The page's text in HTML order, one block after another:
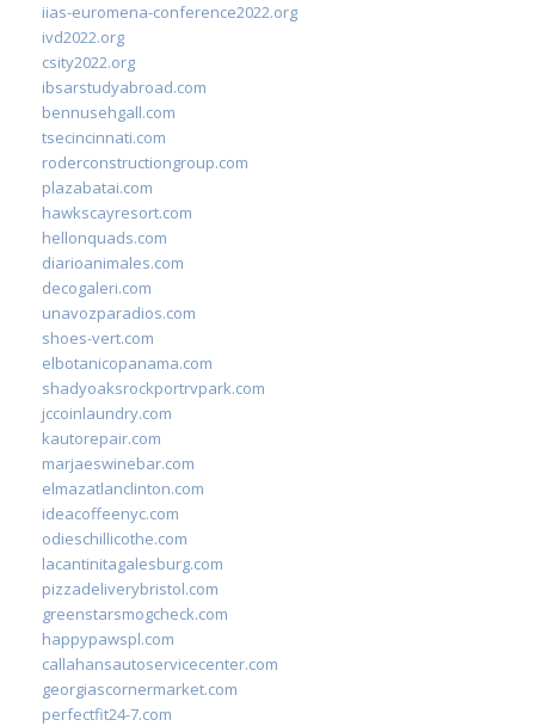
iias-euromena-conference2022.org
ivd2022.org
csity2022.org
ibsarstudyabroad.com
bennusehgall.com
tsecincinnati.com
roderconstructiongroup.com
plazabatai.com
hawkscayresort.com
hellonquads.com
diarioanimales.com
decogaleri.com
unavozparadios.com
shoes-vert.com
elbotanicopanama.com
shadyoaksrockportrvpark.com
jccoinlaundry.com
kautorepair.com
marjaeswinebar.com
elmazatlanclinton.com
ideacoffeenyc.com
odieschillicothe.com
lacantinitagalesburg.com
pizzadeliverybristol.com
greenstarsmogcheck.com
happypawspl.com
callahansautoservicecenter.com
georgiascornermarket.com
perfectfit24-7.com